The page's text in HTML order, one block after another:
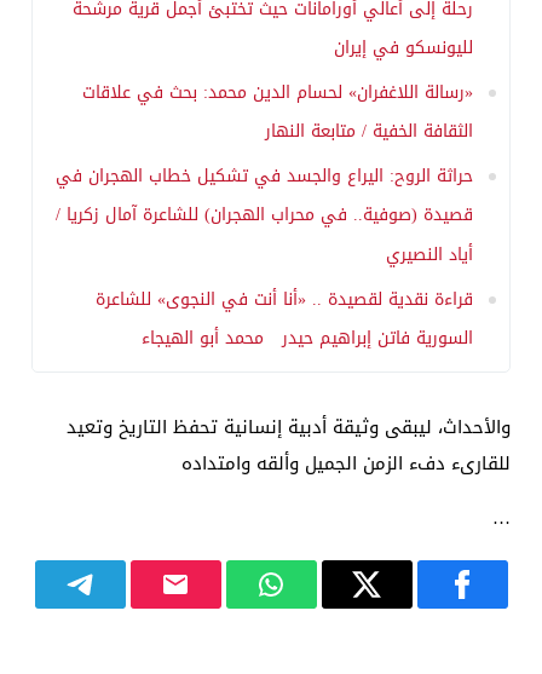
رحلة إلى أعالي أورامانات حيث تختبئ أجمل قرية مرشّحة
لليونسكو في إيران
«رسالة اللاغفران» لحسام الدين محمد: بحث في علاقات
الثقافة الخفية / متابعة النهار
حراثة الروح: اليراع والجسد في تشكيل خطاب الهجران في
قصيدة (صوفية.. في محراب الهجران) للشاعرة آمال زكريا /
أياد النصيري
قراءة نقدية لقصيدة .. «أنا أنت في النجوى» للشاعرة
السورية فاتن إبراهيم حيدر محمد أبو الهيجاء
والأحداث، ليبقى وثيقة أدبية إنسانية تحفظ التاريخ وتعيد
للقارىء دفء الزمن الجميل وألقه وامتداده
…